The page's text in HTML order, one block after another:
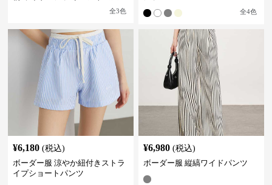
全3色 全4色
¥6,180 (税込)
ボーダー服 涼やか紐付きストラ
イプショートパンツ
¥6,980 (税込)
ボーダー服 縦縞ワイドパンツ